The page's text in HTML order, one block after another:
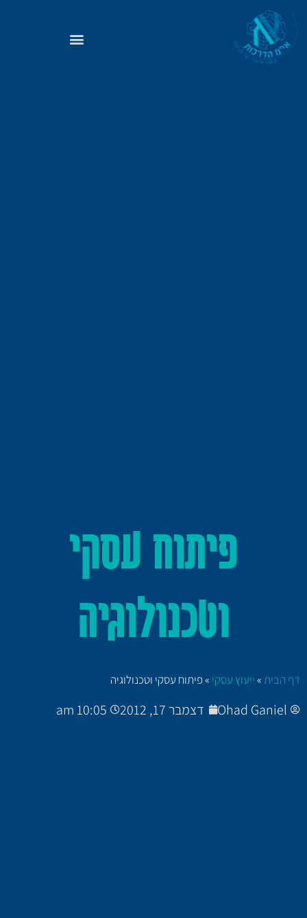
פיתוח עסקי
וטכנולוגיה
דף הבית»ייעוץ עסקי »פיתוח עסקי וטכנולוגיה
Ohad Ganiel דצמבר 17, 2012 10:05 am